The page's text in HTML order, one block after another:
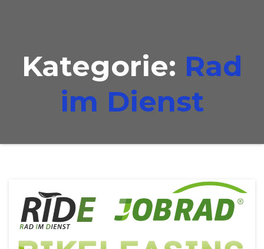
Kategorie: Rad
im Dienst